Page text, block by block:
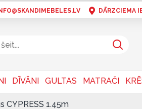
DĀRZCIEMA
DĪVĀNI GULTAS MATRAČI
CYPRESS 1.45m